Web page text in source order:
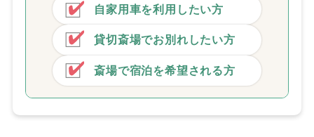
自家用車を利用したい方
貸切斎場でお別れしたい方
斎場で宿泊を希望される方